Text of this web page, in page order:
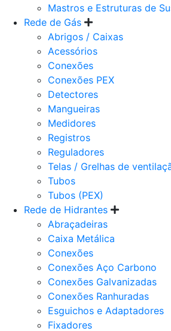
Mastros e Estruturas de
Rede de Gás
Abrigos / Caixas
Acessórios
Conexões
Conexões PEX
Detectores
Mangueiras
Medidores
Registros
Reguladores
Telas / Grelhas de
Tubos
Tubos (PEX)
Rede de Hidrantes
Abraçadeiras
Caixa Metálica
Conexões
Conexões Aço Carbono
Conexões Galvanizadas
Conexões Ranhuradas
Esguichos e Adaptadores
Fixadores